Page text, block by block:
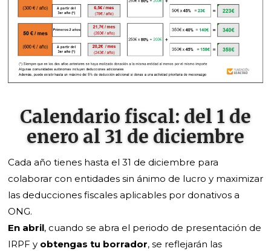
Calendario fiscal: del 1 de
enero al 31 de diciembre
Cada año tienes hasta el 31 de diciembre para
colaborar con entidades sin ánimo de lucro y maximizar
las deducciones fiscales aplicables por donativos a
ONG.
En abril, cuando se abra el periodo de presentación de
IRPF y obtengas tu borrador, se reflejarán las